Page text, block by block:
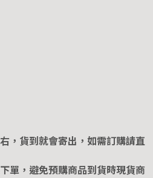
，貨到就會寄出，如需訂購請直
單，避免預購商品到貨時現貨商